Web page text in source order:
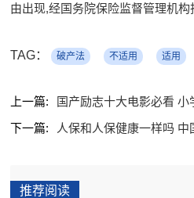
由出现,经国务院保险监督管理机构
TAG： 破产法 不适用 适用
上一篇:
国产励志十大电影必看
下一篇:
人保和人保健康一样吗
推荐阅读